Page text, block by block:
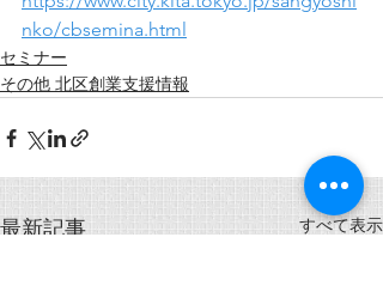
nko/cbsemina.html
セミナー
その他 北区創業支援情報
最新記事 すべて表示